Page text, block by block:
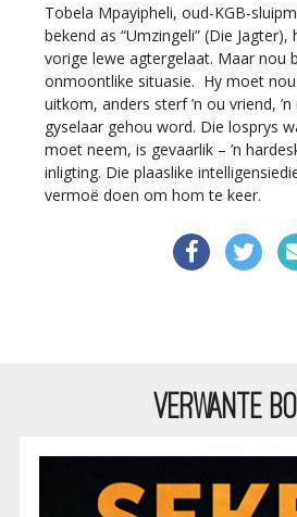
Tobela Mpayipheli, oud-KGB-
bekend as “Umzingeli” (Die
vorige lewe agtergelaat. Maar nou
onmoontlike situasie. Hy moet
uitkom, anders sterf ’n ou vriend,
gyselaar gehou word. Die losprys
moet neem, is gevaarlik – ’n
inligting. Die plaaslike
vermoë doen om hom te keer.
VERWANTE